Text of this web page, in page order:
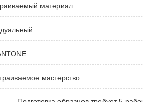
материал
мастерство